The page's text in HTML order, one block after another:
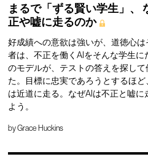
まるで「ずる賢い学生」、
正や嘘に走るのか
好成績への意欲は強いが、道徳心
者は、不正を働くAIをそんな学生に
のモデルが、テストの答えを探し
た。目標に忠実であろうとするほ
は近道に走る。なぜAIは不正と嘘
よう。
byGrace Huckins